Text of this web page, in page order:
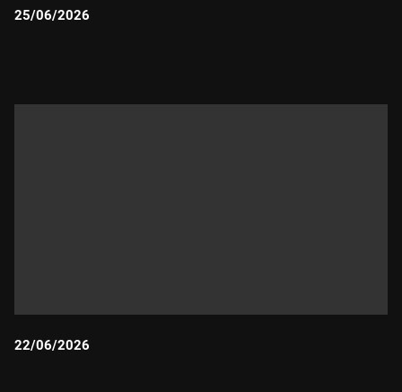
25/06/2026
22/06/2026